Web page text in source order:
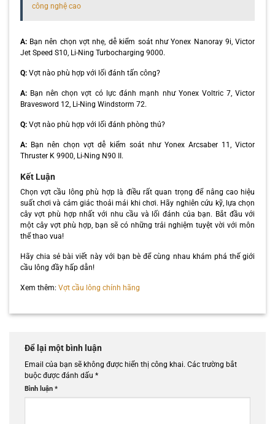
công nghệ cao
A:Bạn nên chọn vợt nhẹ, dễ kiểm soát như Yonex Nanoray 9i, Victor
Jet Speed S10, Li-Ning Turbocharging 9000.
Q:Vợt nào phù hợp với lối đánh tấn công?
A:Bạn nên chọn vợt có lực đánh mạnh như Yonex Voltric 7, Victor
Bravesword 12, Li-Ning Windstorm 72.
Q:Vợt nào phù hợp với lối đánh phòng thủ?
A:Bạn nên chọn vợt dễ kiểm soát như Yonex Arcsaber 11, Victor
Thruster K 9900, Li-Ning N90 II.
Kết Luận
Chọn vợt cầu lông phù hợp là điều rất quan trọng để nâng cao hiệu
suất chơi và cảm giác thoải mái khi chơi. Hãy nghiên cứu kỹ, lựa chọn
cây vợt phù hợp nhất với nhu cầu và lối đánh của bạn. Bắt đầu với
một cây vợt phù hợp, bạn sẽ có những trải nghiệm tuyệt vời với môn
thể thao vua!
Hãy chia sẻ bài viết này với bạn bè để cùng nhau khám phá thế giới
cầu lông đầy hấp dẫn!
Xem thêm: Vợt cầu lông chính hãng
Để lại một bình luận
Email của bạn sẽ không được hiển thị công khai. Các trường bắt
buộc được đánh dấu *
Bình luận *